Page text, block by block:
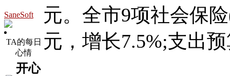
SaneSoft
TA的每日
心情
开心
元。全市9项社会保
元，增长7.5%;支出